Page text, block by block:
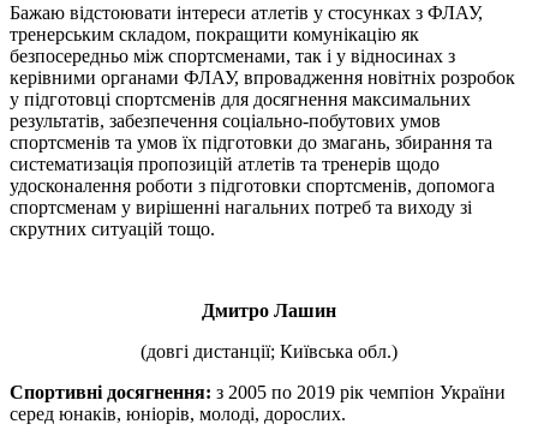
Бажаю відстоювати інтереси атлетів у стосунках з ФЛАУ,
тренерським складом, покращити комунікацію як
безпосередньо між спортсменами, так і у відносинах з
керівними органами ФЛАУ, впровадження новітніх розробок
у підготовці спортсменів для досягнення максимальних
результатів, забезпечення соціально-побутових умов
спортсменів та умов їх підготовки до змагань, збирання та
систематизація пропозицій атлетів та тренерів щодо
удосконалення роботи з підготовки спортсменів, допомога
спортсменам у вирішенні нагальних потреб та виходу зі
скрутних ситуацій тощо.
Дмитро Лашин
(довгі дистанції; Київська обл.)
Спортивні досягнення: з 2005 по 2019 рік чемпіон України
серед юнаків, юніорів, молоді, дорослих.